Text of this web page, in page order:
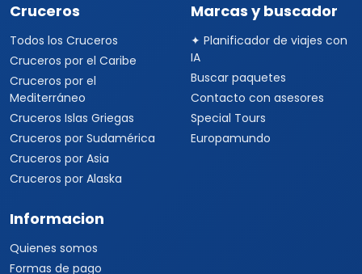
Cruceros
Todos los Cruceros
Cruceros por el Caribe
Cruceros por el
Mediterráneo
Cruceros Islas Griegas
Cruceros por Sudamérica
Cruceros por Asia
Cruceros por Alaska
Marcas y buscador
✦ Planificador de viajes con
IA
Buscar paquetes
Contacto con asesores
Special Tours
Europamundo
Informacion
Quienes somos
Formas de pago